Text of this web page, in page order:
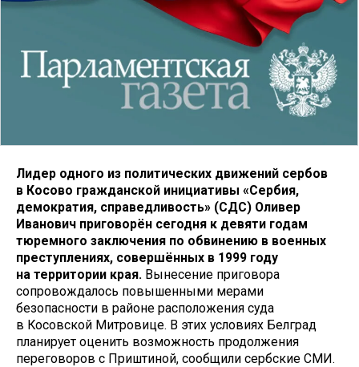
Лидер одного из политических движений сербов
в Косово гражданской инициативы «Сербия,
демократия, справедливость» (СДС) Оливер
Иванович приговорён сегодня к девяти годам
тюремного заключения по обвинению в военных
преступлениях, совершённых в 1999 году
на территории края. Вынесение приговора
сопровождалось повышенными мерами
безопасности в районе расположения суда
в Косовской Митровице. В этих условиях Белград
планирует оценить возможность продолжения
переговоров с Приштиной, сообщили сербские СМИ.